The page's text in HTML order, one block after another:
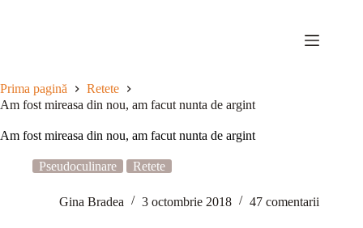
Prima pagină
Retete
Am fost mireasa din nou, am facut nunta de argint
Am fost mireasa din nou, am facut nunta de argint
Pseudoculinare Retete
Gina Bradea 3 octombrie 2018 47 comentarii